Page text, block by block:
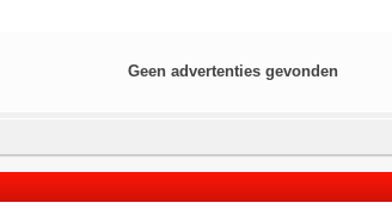
Geen advertenties gevonden